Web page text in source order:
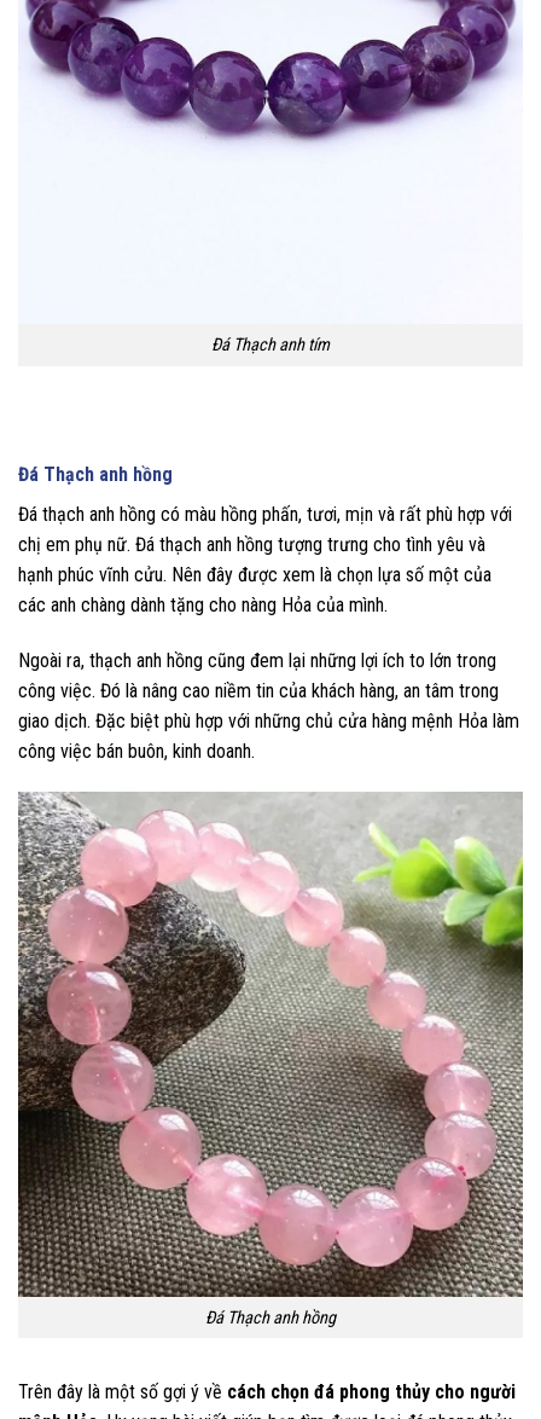
Đá Thạch anh tím
Đá Thạch anh hồng
Đá thạch anh hồng có màu hồng phấn, tươi, mịn và rất phù hợp với
chị em phụ nữ. Đá thạch anh hồng tượng trưng cho tình yêu và
hạnh phúc vĩnh cửu. Nên đây được xem là chọn lựa số một của
các anh chàng dành tặng cho nàng Hỏa của mình.
Ngoài ra, thạch anh hồng cũng đem lại những lợi ích to lớn trong
công việc. Đó là nâng cao niềm tin của khách hàng, an tâm trong
giao dịch. Đặc biệt phù hợp với những chủ cửa hàng mệnh Hỏa làm
công việc bán buôn, kinh doanh.
Đá Thạch anh hồng
Trên đây là một số gợi ý về cách chọn đá phong thủy cho người